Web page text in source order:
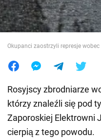
Świat
Jedzenie
Okupanci zaostrzyli represje
Rosyjscy zbrodniarze
którzy znaleźli się pod
Zaporoskiej Elektrowni
cierpią z tego powodu.